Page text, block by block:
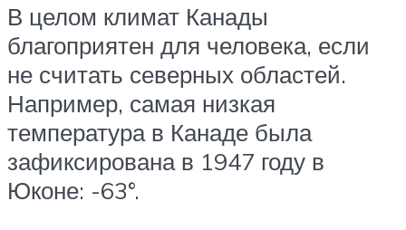
В целом климат Канады
благоприятен для человека, если
не считать северных областей.
Например, самая низкая
температура в Канаде была
зафиксирована в 1947 году в
Юконе: -63°.